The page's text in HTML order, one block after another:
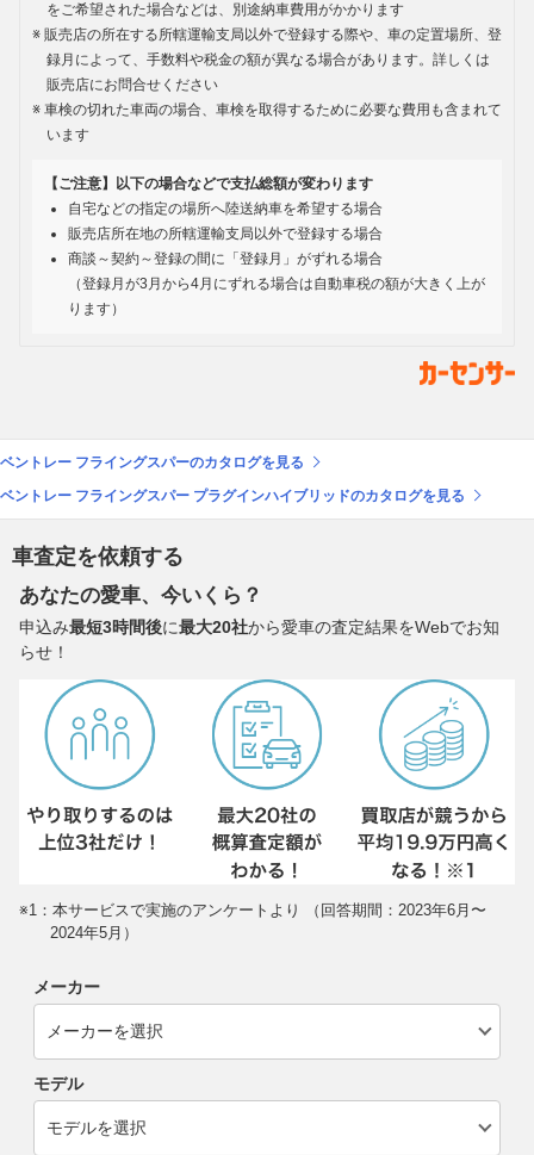
をご希望された場合などは、別途納車費用がかかります
販売店の所在する所轄運輸支局以外で登録する際や、車の定置場所、登
録月によって、手数料や税金の額が異なる場合があります。詳しくは
販売店にお問合せください
車検の切れた車両の場合、車検を取得するために必要な費用も含まれて
います
【ご注意】以下の場合などで支払総額が変わります
自宅などの指定の場所へ陸送納車を希望する場合
販売店所在地の所轄運輸支局以外で登録する場合
商談～契約～登録の間に「登録月」がずれる場合
（登録月が3月から4月にずれる場合は自動車税の額が大きく上が
ります）
ベントレー フライングスパーのカタログを見る
ベントレー フライングスパー プラグインハイブリッドのカタログを見る
車査定を依頼する
あなたの愛車、今いくら？
申込み最短3時間後に最大20社から愛車の査定結果をWebでお知
らせ！
※1：本サービスで実施のアンケートより （回答期間：2023年6月〜
2024年5月）
メーカー
モデル